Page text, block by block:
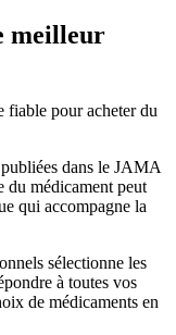
meilleur
fiable pour acheter du
dans le JAMA
du médicament peut
qui accompagne la
sélectionne les
à toutes vos
de médicaments en